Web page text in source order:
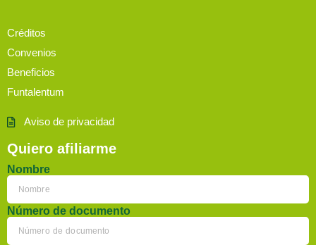
Créditos
Convenios
Beneficios
Funtalentum
Aviso de privacidad
Quiero afiliarme
Nombre
Número de documento